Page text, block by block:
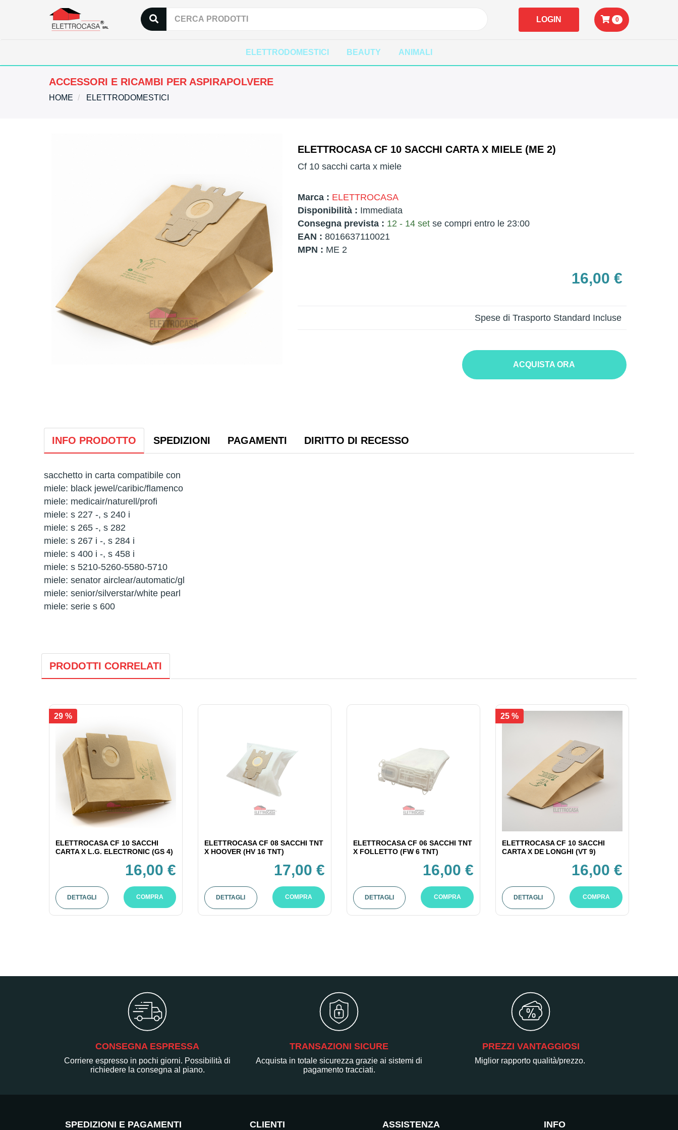
LOGIN 0
ELETTRODOMESTICI BEAUTY ANIMALI
ACCESSORI E RICAMBI PER ASPIRAPOLVERE
HOME ELETTRODOMESTICI
ELETTROCASA CF 10 SACCHI CARTA X MIELE (ME 2)
Cf 10 sacchi carta x miele
Marca : ELETTROCASA
Disponibilità : Immediata
Consegna prevista : 12 - 14 setse compri entro le 23:00
EAN : 8016637110021
MPN : ME 2
16,00 €
Spese di Trasporto Standard Incluse
ACQUISTA ORA
INFO PRODOTTO SPEDIZIONI PAGAMENTI DIRITTO DI RECESSO
sacchetto in carta compatibile con
miele: black jewel/caribic/flamenco
miele: medicair/naturell/profi
miele: s 227 -, s 240 i
miele: s 265 -, s 282
miele: s 267 i -, s 284 i
miele: s 400 i -, s 458 i
miele: s 5210-5260-5580-5710
miele: senator airclear/automatic/gl
miele: senior/silverstar/white pearl
miele: serie s 600
PRODOTTI CORRELATI
29 %
ELETTROCASA CF 10 SACCHI
CARTA X L.G. ELECTRONIC (GS 4)
16,00 €
DETTAGLI COMPRA
ELETTROCASA CF 08 SACCHI TNT
X HOOVER (HV 16 TNT)
17,00 €
DETTAGLI COMPRA
ELETTROCASA CF 06 SACCHI TNT
X FOLLETTO (FW 6 TNT)
16,00 €
DETTAGLI COMPRA
25 %
ELETTROCASA CF 10 SACCHI
CARTA X DE LONGHI (VT 9)
16,00 €
DETTAGLI COMPRA
CONSEGNA ESPRESSA
Corriere espresso in pochi giorni. Possibilità di
richiedere la consegna al piano.
TRANSAZIONI SICURE
Acquista in totale sicurezza grazie ai sistemi di
pagamento tracciati.
PREZZI VANTAGGIOSI
Miglior rapporto qualità/prezzo.
SPEDIZIONI E PAGAMENTI CLIENTI ASSISTENZA INFO